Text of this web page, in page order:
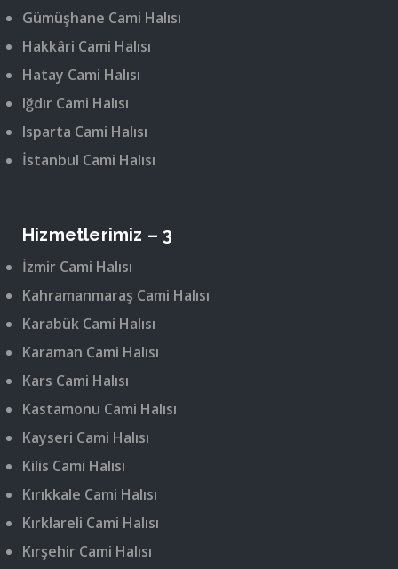
Gümüşhane Cami Halısı
Hakkâri Cami Halısı
Hatay Cami Halısı
Iğdır Cami Halısı
Isparta Cami Halısı
İstanbul Cami Halısı
Hizmetlerimiz – 3
İzmir Cami Halısı
Kahramanmaraş Cami Halısı
Karabük Cami Halısı
Karaman Cami Halısı
Kars Cami Halısı
Kastamonu Cami Halısı
Kayseri Cami Halısı
Kilis Cami Halısı
Kırıkkale Cami Halısı
Kırklareli Cami Halısı
Kırşehir Cami Halısı